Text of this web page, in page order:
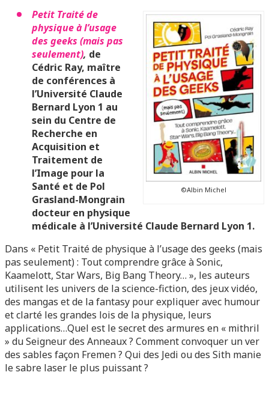
©Albin Michel
Petit Traité de
physique à l’usage
des geeks (mais pas
seulement), de
Cédric Ray, maître
de conférences à
l’Université Claude
Bernard Lyon 1 au
sein du Centre de
Recherche en
Acquisition et
Traitement de
l’Image pour la
Santé et de Pol
Grasland-Mongrain
docteur en physique
médicale à l’Université Claude Bernard Lyon 1.
Dans « Petit Traité de physique à l’usage des geeks (mais
pas seulement) : Tout comprendre grâce à Sonic,
Kaamelott, Star Wars, Big Bang Theory… », les auteurs
utilisent les univers de la science-fiction, des jeux vidéo,
des mangas et de la fantasy pour expliquer avec humour
et clarté les grandes lois de la physique, leurs
applications…Quel est le secret des armures en « mithril
» du Seigneur des Anneaux ? Comment convoquer un ver
des sables façon Fremen ? Qui des Jedi ou des Sith manie
le sabre laser le plus puissant ?